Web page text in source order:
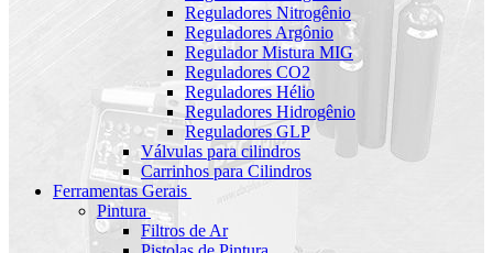
Reguladores Nitrogênio
Reguladores Argônio
Regulador Mistura MIG
Reguladores CO2
Reguladores Hélio
Reguladores Hidrogênio
Reguladores GLP
Válvulas para cilindros
Carrinhos para Cilindros
Ferramentas Gerais
Pintura
Filtros de Ar